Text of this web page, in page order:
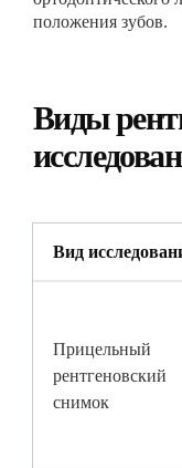
положения зубов.
Виды
Вид
Прицельный
рентгеновский
снимок